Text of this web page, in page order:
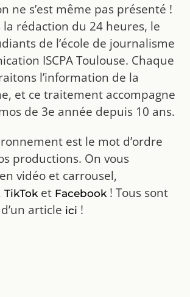
ne s’est même pas présenté !
la rédaction du 24 heures, le
de l’école de journalisme
ISCPA Toulouse. Chaque
l’information de la
et ce traitement accompagne
de 3e année depuis 10 ans.
est le mot d’ordre
productions. On vous
vidéo et carrousel,
TikToket Facebook! Tous sont
article ici !